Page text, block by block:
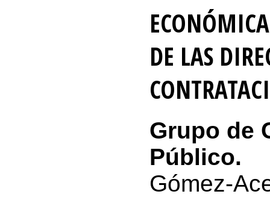
DE LAS
Grupo de
Público.
Gómez-